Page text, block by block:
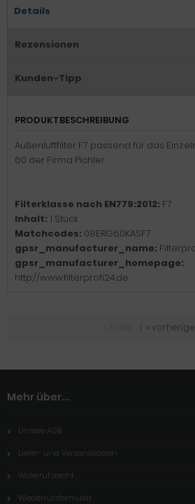
Details
Rezensionen
Kunden-Tipp
PRODUKTBESCHREIBUNG
Außenluftfilter F7 passend für das
60 der Firma Pichler.
Filterklasse nach EN779:2012: F7
Inhalt: 1 Stück
Matchcodes: 08ERG60KASF7
gpsr_manufacturer_name:
gpsr_manufacturer_homepage:
http://www.filterprofi24.de
«
Mehr über...
Unsere AGB
Liefer- und Versandkosten
Widerrufsrecht
Wiederrufsformular